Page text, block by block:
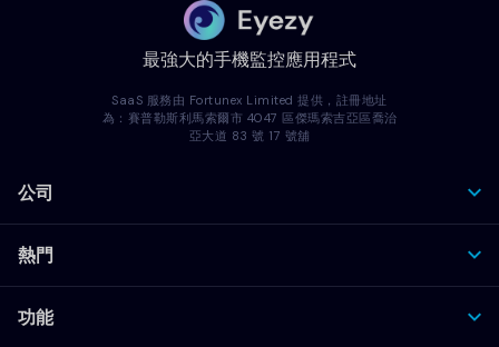
最強大的手機監控應用程式
SaaS 服務由 Fortunex Limited 提供，註冊地址
為：賽普勒斯利馬索爾市 4047 區傑瑪索吉亞區喬治
亞大道 83 號 17 號舖
公司
熱門
功能